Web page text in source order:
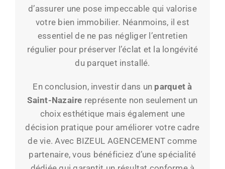
d’assurer une pose impeccable qui valorise
votre bien immobilier. Néanmoins, il est
essentiel de ne pas négliger l’entretien
régulier pour préserver l’éclat et la longévité
du parquet installé.
En conclusion, investir dans un parquet à
Saint-Nazaire représente non seulement un
choix esthétique mais également une
décision pratique pour améliorer votre cadre
de vie. Avec BIZEUL AGENCEMENT comme
partenaire, vous bénéficiez d’une spécialité